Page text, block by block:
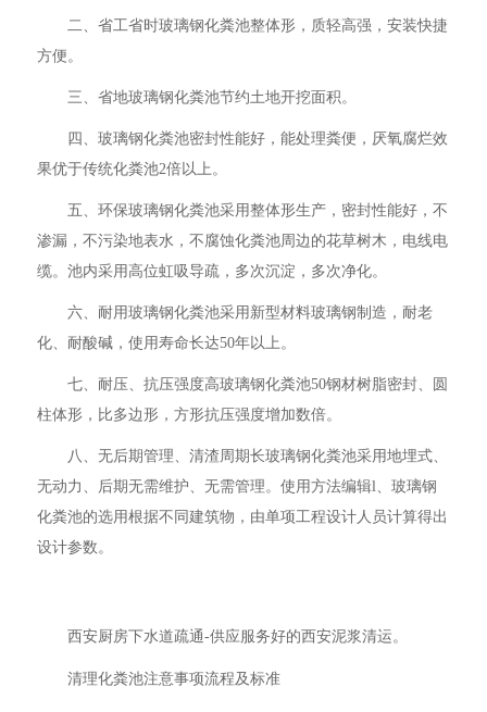
二、省工省时玻璃钢化粪池整体形，质轻高强，安装快捷
方便。
三、省地玻璃钢化粪池节约土地开挖面积。
四、玻璃钢化粪池密封性能好，能处理粪便，厌氧腐烂效
果优于传统化粪池2倍以上。
五、环保玻璃钢化粪池采用整体形生产，密封性能好，不
渗漏，不污染地表水，不腐蚀化粪池周边的花草树木，电线电
缆。池内采用高位虹吸导疏，多次沉淀，多次净化。
六、耐用玻璃钢化粪池采用新型材料玻璃钢制造，耐老
化、耐酸碱，使用寿命长达50年以上。
七、耐压、抗压强度高玻璃钢化粪池50钢材树脂密封、圆
柱体形，比多边形，方形抗压强度增加数倍。
八、无后期管理、清渣周期长玻璃钢化粪池采用地埋式、
无动力、后期无需维护、无需管理。使用方法编辑l、玻璃钢
化粪池的选用根据不同建筑物，由单项工程设计人员计算得出
设计参数。
西安厨房下水道疏通-供应服务好的西安泥浆清运。
清理化粪池注意事项流程及标准